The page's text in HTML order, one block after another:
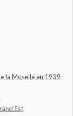
la Moselle en 1939-
Est